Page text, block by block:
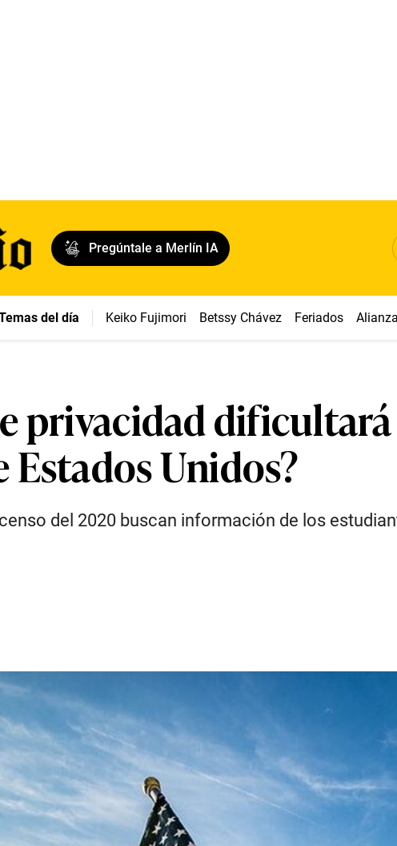
Pregúntale a Merlín IA
del día Keiko Fujimori Betssy Chávez Feriados
privacidad
Unidos?
del 2020 buscan información de los